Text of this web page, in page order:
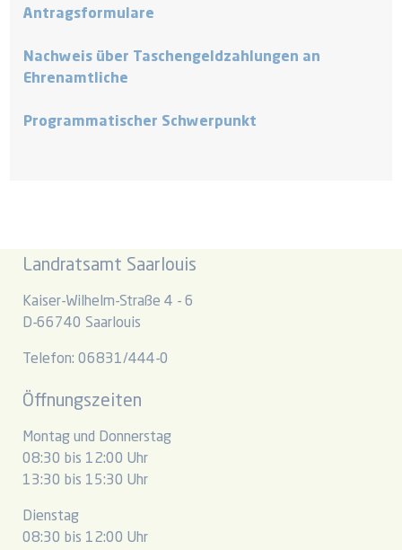
Antragsformulare
Nachweis über Taschengeldzahlungen an
Ehrenamtliche
Programmatischer Schwerpunkt
Landratsamt Saarlouis
Kaiser-Wilhelm-Straße 4 - 6
D-66740 Saarlouis
Telefon: 06831/444-0
Öffnungszeiten
Montag und Donnerstag
08:30 bis 12:00 Uhr
13:30 bis 15:30 Uhr
Dienstag
08:30 bis 12:00 Uhr